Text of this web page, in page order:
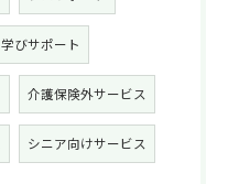
学びサポート
介護保険外サービス
シニア向けサービス